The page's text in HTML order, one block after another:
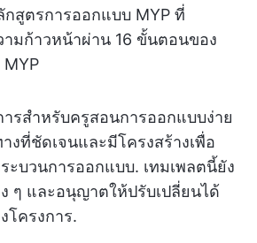
สูตรการออกแบบ MYP ที่
มก้าวหน้าผ่าน 16 ขั้นตอนของ
รสำหรับครูสอนการออกแบบง่าย
งที่ชัดเจนและมีโครงสร้างเพื่อ
ะบวนการออกแบบ. เทมเพลตนี้ยัง
ๆ และอนุญาตให้ปรับเปลี่ยนได้
โครงการ.